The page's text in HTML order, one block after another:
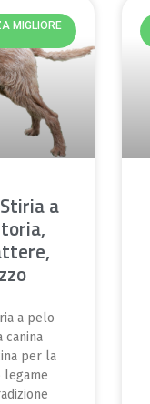
MIGLIORE
a
a pelo
canina
per la
legame